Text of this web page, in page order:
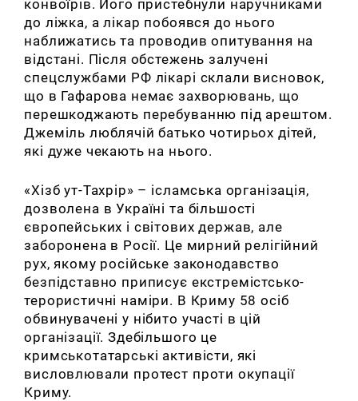
конвоїрів. Його пристебнули наручниками
до ліжка, а лікар побоявся до нього
наближатись та проводив опитування на
відстані. Після обстежень залучені
спецслужбами РФ лікарі склали висновок,
що в Гафарова немає захворювань, що
перешкоджають перебуванню під арештом.
Джеміль люблячій батько чотирьох дітей,
які дуже чекають на нього.
«Хізб ут-Тахрір» – ісламська організація,
дозволена в Україні та більшості
європейських і світових держав, але
заборонена в Росії. Це мирний релігійний
рух, якому російське законодавство
безпідставно приписує екстремістсько-
терористичні наміри. В Криму 58 осіб
обвинувачені у нібито участі в цій
організації. Здебільшого це
кримськотатарські активісти, які
висловлювали протест проти окупації
Криму.